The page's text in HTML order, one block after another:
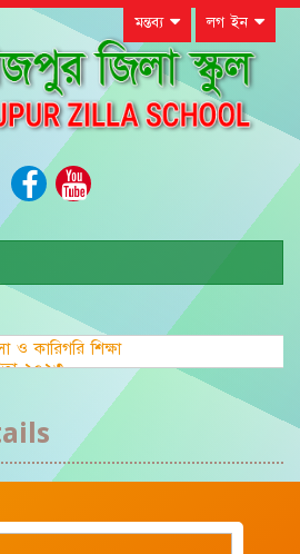
মন্তব্য লগ ইন
কারিগরি শিক্ষা
২০২৩ এ জেলা পর্য